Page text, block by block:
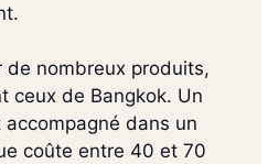
de nombreux produits,
ceux de Bangkok. Un
dans un
coûte entre 40 et 70